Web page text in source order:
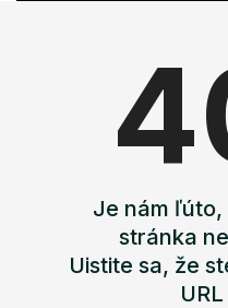
Je nám
stránka
Uistite sa, že